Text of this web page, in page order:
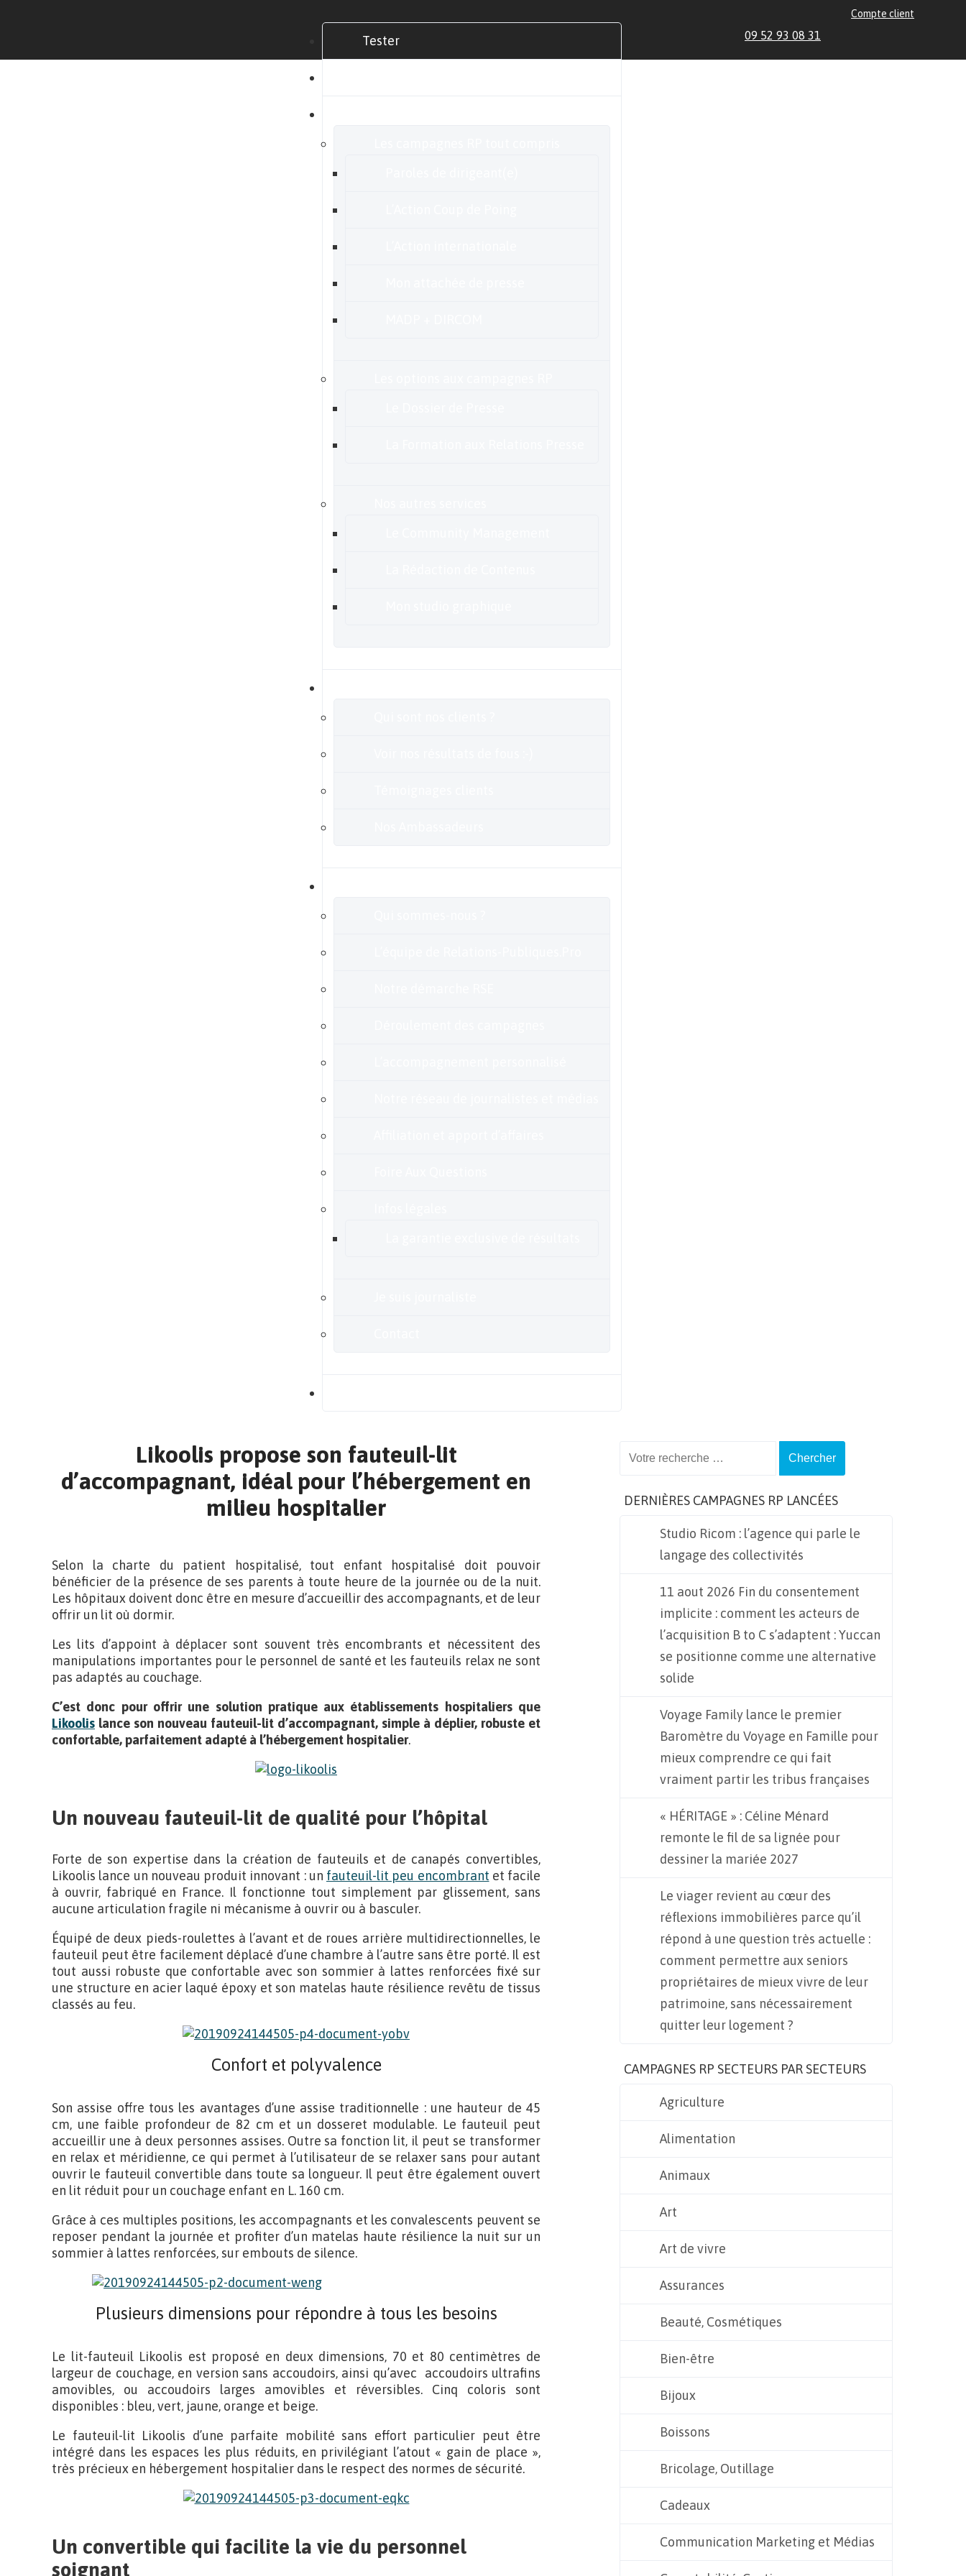
Tester
Compte client
09 52 93 08 31
Likoolis propose son fauteuil-lit
d’accompagnant, idéal pour l’hébergement en
milieu hospitalier
Selon la charte du patient hospitalisé, tout enfant hospitalisé doit pouvoir
bénéficier de la présence de ses parents à toute heure de la journée ou de la nuit.
Les hôpitaux doivent donc être en mesure d’accueillir des accompagnants, et de leur
offrir un lit où dormir.
Les lits d’appoint à déplacer sont souvent très encombrants et nécessitent des
manipulations importantes pour le personnel de santé et les fauteuils relax ne sont
pas adaptés au couchage.
C’est donc pour offrir une solution pratique aux établissements hospitaliers que
Likoolis lance son nouveau fauteuil-lit d’accompagnant, simple à déplier, robuste et
confortable, parfaitement adapté à l’hébergement hospitalier.
Un nouveau fauteuil-lit de qualité pour l’hôpital
Forte de son expertise dans la création de fauteuils et de canapés convertibles,
Likoolis lance un nouveau produit innovant : un fauteuil-lit peu encombrant et facile
à ouvrir, fabriqué en France. Il fonctionne tout simplement par glissement, sans
aucune articulation fragile ni mécanisme à ouvrir ou à basculer.
Équipé de deux pieds-roulettes à l’avant et de roues arrière multidirectionnelles, le
fauteuil peut être facilement déplacé d’une chambre à l’autre sans être porté. Il est
tout aussi robuste que confortable avec son sommier à lattes renforcées fixé sur
une structure en acier laqué époxy et son matelas haute résilience revêtu de tissus
classés au feu.
Confort et polyvalence
Son assise offre tous les avantages d’une assise traditionnelle : une hauteur de 45
cm, une faible profondeur de 82 cm et un dosseret modulable. Le fauteuil peut
accueillir une à deux personnes assises. Outre sa fonction lit, il peut se transformer
en relax et méridienne, ce qui permet à l’utilisateur de se relaxer sans pour autant
ouvrir le fauteuil convertible dans toute sa longueur. Il peut être également ouvert
en lit réduit pour un couchage enfant en L. 160 cm.
Grâce à ces multiples positions, les accompagnants et les convalescents peuvent se
reposer pendant la journée et profiter d’un matelas haute résilience la nuit sur un
sommier à lattes renforcées, sur embouts de silence.
Plusieurs dimensions pour répondre à tous les besoins
Le lit-fauteuil Likoolis est proposé en deux dimensions, 70 et 80 centimètres de
largeur de couchage, en version sans accoudoirs, ainsi qu’avec accoudoirs ultrafins
amovibles, ou accoudoirs larges amovibles et réversibles. Cinq coloris sont
disponibles : bleu, vert, jaune, orange et beige.
Le fauteuil-lit Likoolis d’une parfaite mobilité sans effort particulier peut être
intégré dans les espaces les plus réduits, en privilégiant l’atout « gain de place »,
très précieux en hébergement hospitalier dans le respect des normes de sécurité.
Un convertible qui facilite la vie du personnel
soignant
DERNIÈRES CAMPAGNES RP LANCÉES
Studio Ricom : l’agence qui parle le
langage des collectivités
11 aout 2026 Fin du consentement
implicite : comment les acteurs de
l’acquisition B to C s’adaptent : Yuccan
se positionne comme une alternative
solide
Voyage Family lance le premier
Baromètre du Voyage en Famille pour
mieux comprendre ce qui fait
vraiment partir les tribus françaises
« HÉRITAGE » : Céline Ménard
remonte le fil de sa lignée pour
dessiner la mariée 2027
Le viager revient au cœur des
réflexions immobilières parce qu’il
répond à une question très actuelle :
comment permettre aux seniors
propriétaires de mieux vivre de leur
patrimoine, sans nécessairement
quitter leur logement ?
CAMPAGNES RP SECTEURS PAR SECTEURS
Agriculture
Alimentation
Animaux
Art
Art de vivre
Assurances
Beauté, Cosmétiques
Bien-être
Bijoux
Boissons
Bricolage, Outillage
Cadeaux
Communication Marketing et Médias